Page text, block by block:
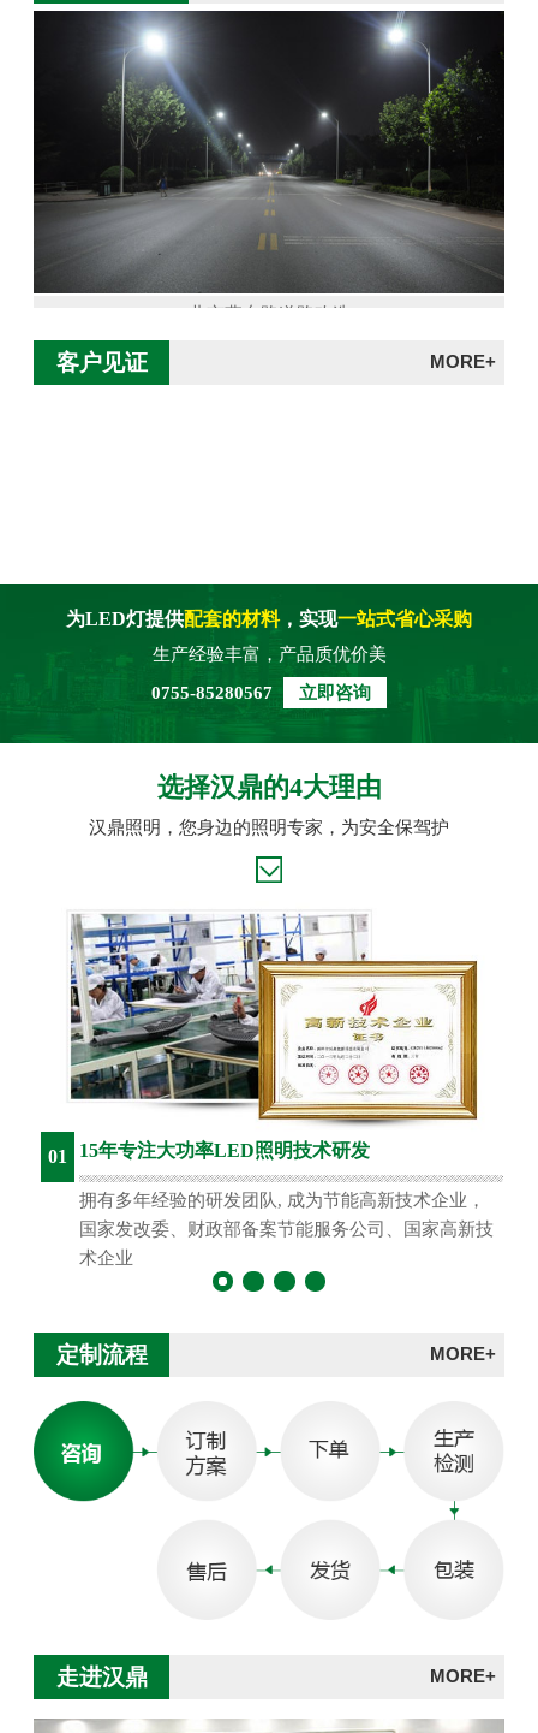
北京燕东路道路改造
客户见证 MORE+
为LED灯提供配套的材料，实现一站式省心采购
生产经验丰富，产品质优价美
0755-85280567
立即咨询
选择汉鼎的4大理由
汉鼎照明，您身边的照明专家，为安全保驾护
01 15年专注大功率LED照明技术研发
拥有多年经验的研发团队, 成为节能高新技术企业，
国家发改委、财政部备案节能服务公司、国家高新技
术企业
定制流程 MORE+
走进汉鼎 MORE+